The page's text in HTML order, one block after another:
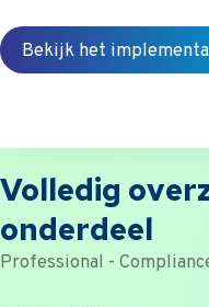
Bekijk het
Volledig
onderdeel
Professional -